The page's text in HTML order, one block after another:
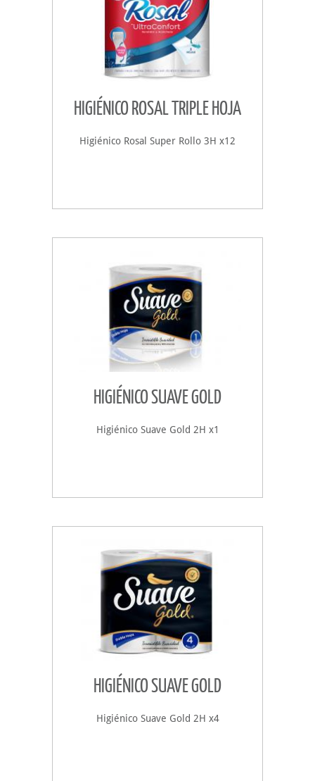
HIGIÉNICO ROSAL TRIPLE HOJA
Higiénico Rosal Super Rollo 3H x12
HIGIÉNICO SUAVE GOLD
Higiénico Suave Gold 2H x1
HIGIÉNICO SUAVE GOLD
Higiénico Suave Gold 2H x4